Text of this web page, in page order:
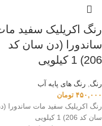
رنگ اکریلیک سفید
ساندورا (دن سان کد
206) 1 کیلویی
رنگ
رنگ‌ های پایه آب
۴۵۰,۰۰۰ تومان
رنگ اکریلیک سفید مات ساندورا
سان کد 206) 1 کیلویی